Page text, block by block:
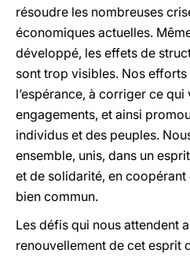
résoudre les nombreuses
économiques actuelles.
développé, les effets de
sont trop visibles. Nos
l’espérance, à corriger ce
engagements, et ainsi
individus et des peuples.
ensemble, unis, dans un
et de solidarité, en
bien commun.
Les défis qui nous attendent
renouvellement de cet esprit